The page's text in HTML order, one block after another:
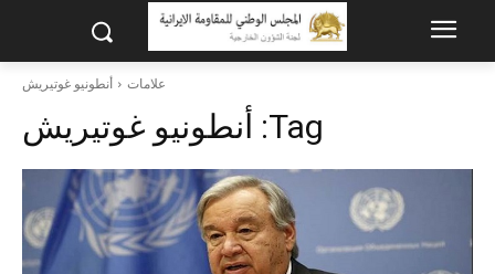
علامات أنطونيو غوتيريش
Tag: أنطونيو غوتيريش